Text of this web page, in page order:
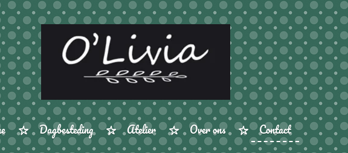
Dagbesteding Atelier Over ons Contact